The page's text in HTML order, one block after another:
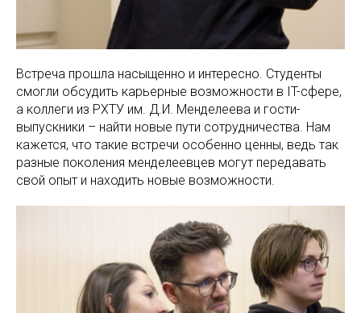
Встреча прошла насыщенно и интересно. Студенты
смогли обсудить карьерные возможности в IT-сфере,
а коллеги из РХТУ им. Д.И. Менделеева и гости-
выпускники – найти новые пути сотрудничества. Нам
кажется, что такие встречи особенно ценны, ведь так
разные поколения менделеевцев могут передавать
свой опыт и находить новые возможности.